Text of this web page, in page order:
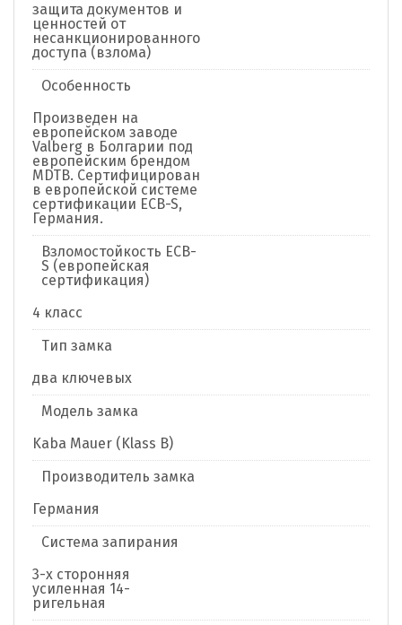
защита документов и
ценностей от
несанкционированного
доступа (взлома)
Особенность
Произведен на
европейском заводе
Valberg в Болгарии под
европейским брендом
MDTB. Сертифицирован
в европейской системе
сертификации ECB-S,
Германия.
Взломостойкость ECB-
S (европейская
сертификация)
4 класс
Тип замка
два ключевых
Модель замка
Kaba Mauer (Klass B)
Производитель замка
Германия
Система запирания
3-х сторонняя
усиленная 14-
ригельная